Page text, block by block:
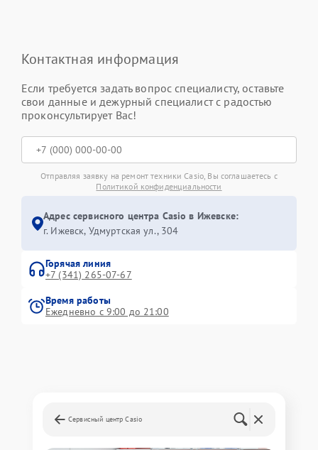
Контактная информация
Если требуется задать вопрос специалисту, оставьте
свои данные и дежурный специалист с радостью
проконсультирует Вас!
Отправляя заявку на ремонт техники Casio, Вы соглашаетесь с
Политикой конфиденциальности
Адрес сервисного центра Casio в Ижевске:
г. Ижевск, Удмуртская ул., 304
Горячая линия
+7 (341) 265-07-67
Время работы
Ежедневно с 9:00 до 21:00
Сервисный центр Casio